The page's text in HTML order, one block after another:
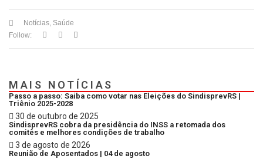
Notícias, Saúde
Follow:
MAIS NOTÍCIAS
Passo a passo: Saiba como votar nas Eleições do SindisprevRS |
Triênio 2025-2028
30 de outubro de 2025
SindisprevRS cobra da presidência do INSS a retomada dos
comitês e melhores condições de trabalho
3 de agosto de 2026
Reunião de Aposentados | 04 de agosto